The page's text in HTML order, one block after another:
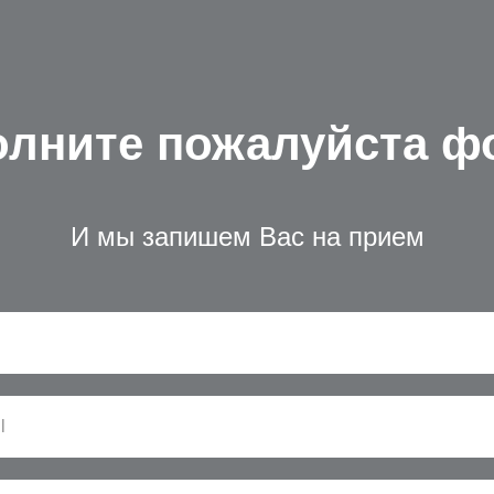
пожалуйста
И мы запишем Вас на прием